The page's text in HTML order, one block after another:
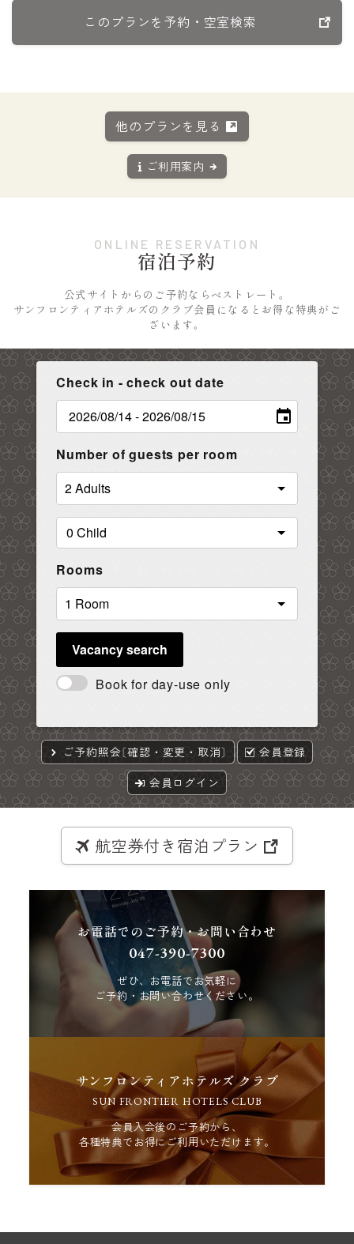
このプランを予約・空室検索
他のプランを見る
ご利用案内
ONLINE RESERVATION
宿泊予約
公式サイトからのご予約ならベストレート。
サンフロンティアホテルズのクラブ会員になるとお得な特典がご
ざいます。
Check in - check out date
Number of guests per room
Rooms
Vacancy search
Book for day-use only
ご予約照会〔確認・変更・取消〕 会員登録
会員ログイン
航空券付き宿泊プラン
お電話でのご予約・お問い合わせ
047-390-7300
ぜひ、お電話でお気軽に
ご予約・お問い合わせください。
サンフロンティアホテルズ クラブ
SUN FRONTIER HOTELS CLUB
会員入会後のご予約から、
各種特典でお得にご利用いただけます。